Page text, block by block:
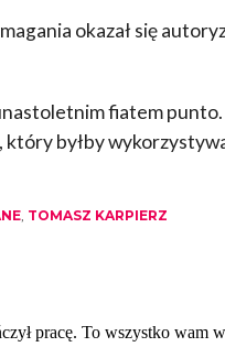
okazał się
fiatem punto.
który byłby
, TOMASZ KARPIERZ